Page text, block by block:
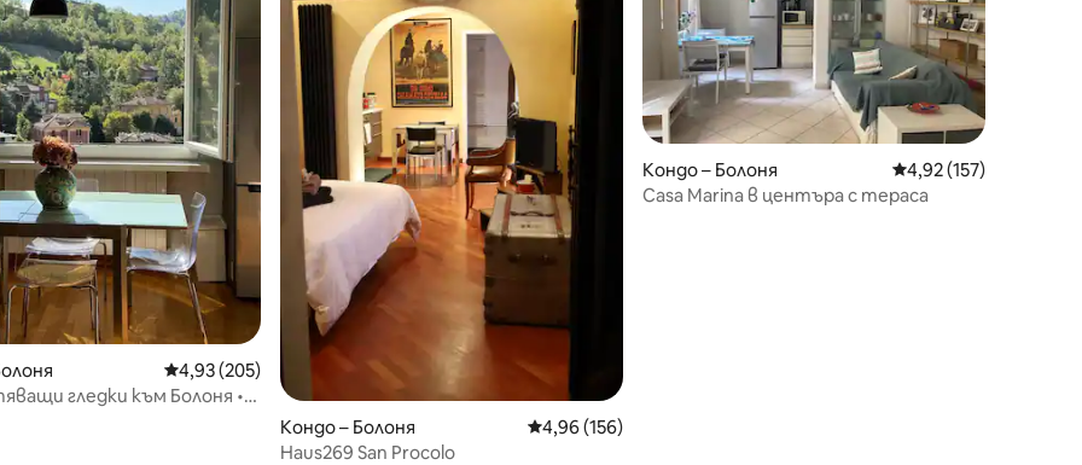
5, 221 отзива Средна оценка: 4,93 от 5, 205 отзива
4,93 (205)
гледки към Болоня •
Кондо – Болоня Средна оценка: 4,96 от 5, 156 отзива
4,96 (156)
Haus269 San Procolo
Кондо – Болоня Средна оценка: 4,92
4,92 (157)
Casa Marina в центъра с тераса